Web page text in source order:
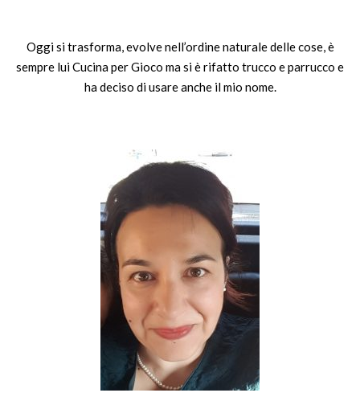
Oggi si trasforma, evolve nell’ordine naturale delle cose, è
sempre lui Cucina per Gioco ma si è rifatto trucco e parrucco e
ha deciso di usare anche il mio nome.